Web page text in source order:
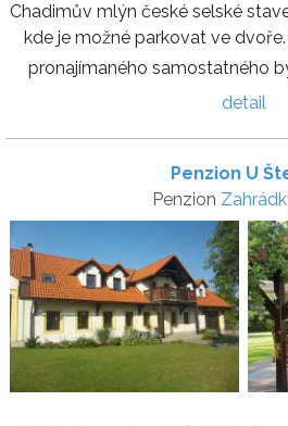
Chadimův mlýn české selské
kde je možné parkovat ve
pronajímaného samostatného
detail
Penzion U
Penzion